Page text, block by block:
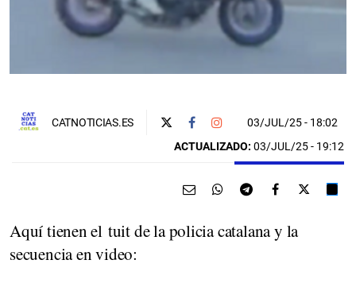
CATNOTICIAS.ES 03/JUL/25- 18:02
ACTUALIZADO: 03/JUL/25 - 19:12
Aquí tienen el tuit de la policia catalana y la
secuencia en video: